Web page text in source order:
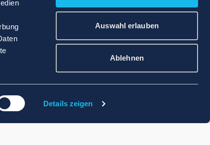
Details zeigen
Auswahl erlauben
Ablehnen